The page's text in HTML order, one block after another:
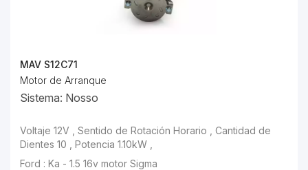
MAV S12C71
Motor de Arranque
Sistema: Nosso
Voltaje 12V , Sentido de Rotación Horario , Cantidad de
Dientes 10 , Potencia 1.10kW ,
Ford : Ka - 1.5 16v motor Sigma